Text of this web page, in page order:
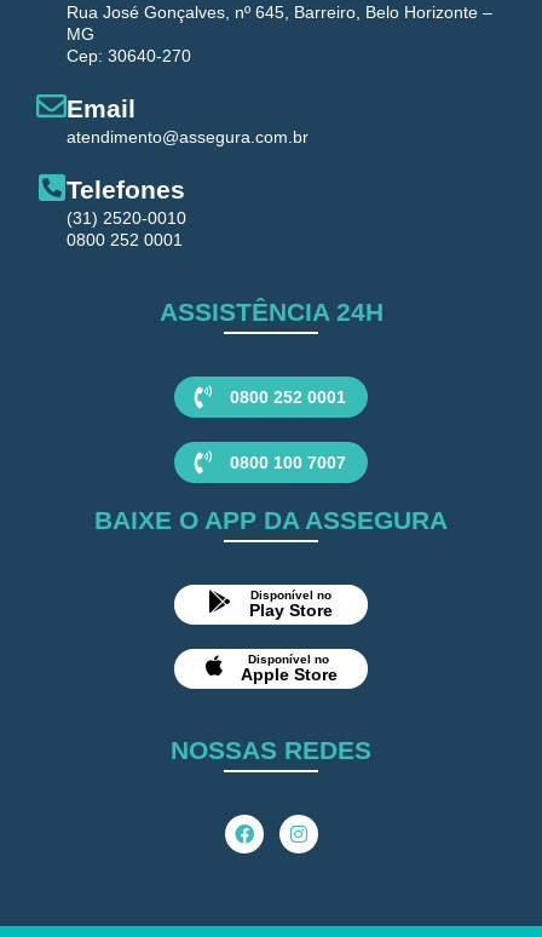
Rua José Gonçalves, nº 645, Barreiro, Belo Horizonte –
MG
Cep: 30640-270
Email
atendimento@assegura.com.br
Telefones
(31) 2520-0010
0800 252 0001
ASSISTÊNCIA 24H
0800 252 0001
0800 100 7007
BAIXE O APP DA ASSEGURA
Disponível no
Play Store
Disponível no
Apple Store
NOSSAS REDES